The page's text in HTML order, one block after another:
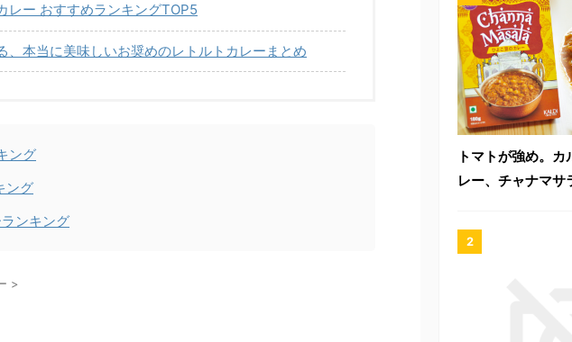
レー おすすめランキングTOP5
、本当に美味しいお奨めのレトルトカレーまとめ
ング
ング
ンキング
>
トマトが強め。
レー、チャナマサ